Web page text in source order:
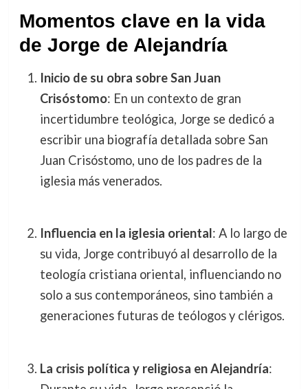
Momentos clave en la vida
de Jorge de Alejandría
Inicio de su obra sobre San Juan
Crisóstomo: En un contexto de gran
incertidumbre teológica, Jorge se dedicó a
escribir una biografía detallada sobre San
Juan Crisóstomo, uno de los padres de la
iglesia más venerados.
Influencia en la iglesia oriental: A lo largo de
su vida, Jorge contribuyó al desarrollo de la
teología cristiana oriental, influenciando no
solo a sus contemporáneos, sino también a
generaciones futuras de teólogos y clérigos.
La crisis política y religiosa en Alejandría: